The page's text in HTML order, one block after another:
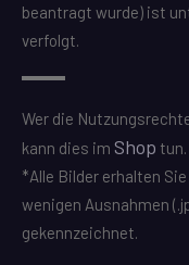
beantragt wurde) ist
verfolgt.
Wer die
kann dies im Shop tun.
*Alle Bilder erhalten
wenigen Ausnahmen
gekennzeichnet.